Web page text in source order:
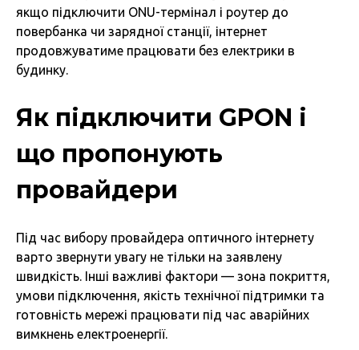
якщо підключити ONU-термінал і роутер до
повербанка чи зарядної станції, інтернет
продовжуватиме працювати без електрики в
будинку.
Як підключити GPON і
що пропонують
провайдери
Під час вибору провайдера оптичного інтернету
варто звернути увагу не тільки на заявлену
швидкість. Інші важливі фактори — зона покриття,
умови підключення, якість технічної підтримки та
готовність мережі працювати під час аварійних
вимкнень електроенергії.